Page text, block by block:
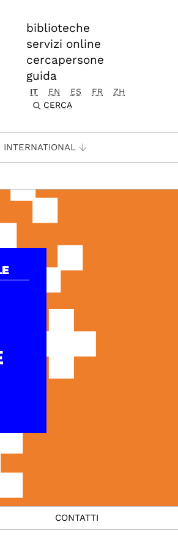
biblioteche
servizi online
cercapersone
guida
IT EN ES FR
ZH
CERCA
INTERNATIONAL
CONTATTI